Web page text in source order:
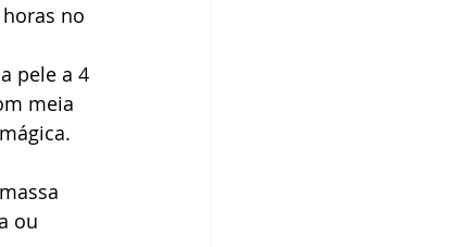
no
pele a 4
meia
ou